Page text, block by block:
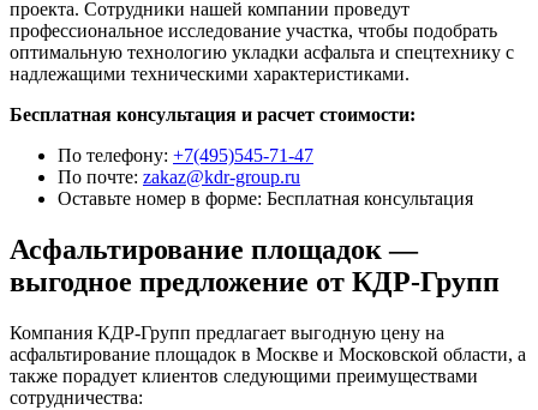
проекта. Сотрудники нашей компании проведут
профессиональное исследование участка, чтобы подобрать
оптимальную технологию укладки асфальта и спецтехнику с
надлежащими техническими характеристиками.
Бесплатная консультация и расчет стоимости:
По телефону: +7(495)545-71-47
По почте: zakaz@kdr-group.ru
Оставьте номер в форме: Бесплатная консультация
Асфальтирование площадок —
выгодное предложение от КДР-Групп
Компания КДР-Групп предлагает выгодную цену на
асфальтирование площадок в Москве и Московской области, а
также порадует клиентов следующими преимуществами
сотрудничества: